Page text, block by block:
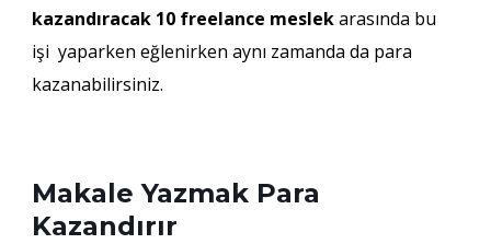
kazandıracak 10 freelance meslekarasında bu
işi yaparken eğlenirken aynı zamanda da para
kazanabilirsiniz.
Makale Yazmak Para
Kazandırır